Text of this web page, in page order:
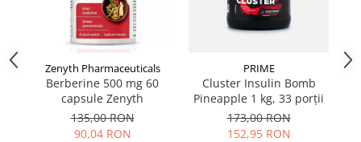
Zenyth Pharmaceuticals
Berberine 500 mg 60
capsule Zenyth
135,00 RON
90,04 RON
PRIME
Cluster Insulin Bomb
Pineapple 1 kg, 33 porții
173,00 RON
152,95 RON